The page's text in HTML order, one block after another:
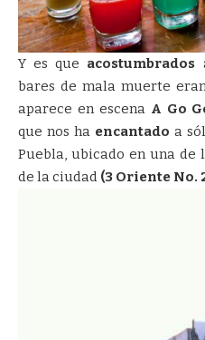
Y es que acostumbrados
bares de mala muerte
aparece en escena A Go
que nos ha encantado a
Puebla, ubicado en una de
de la ciudad (3 Oriente No.